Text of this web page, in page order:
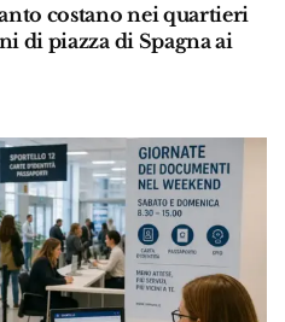
costano nei quartieri
di piazza di Spagna ai